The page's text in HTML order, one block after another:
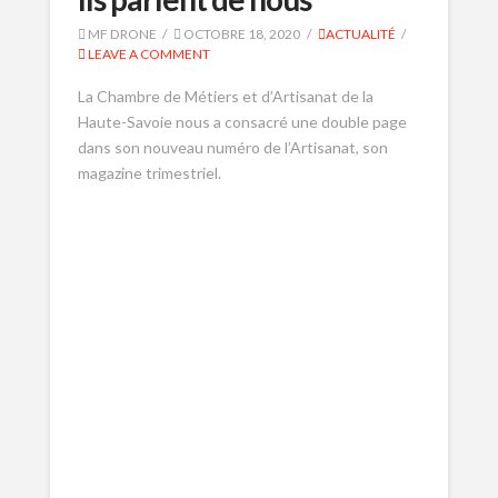
MF DRONE OCTOBRE 18, 2020
ACTUALITÉ
LEAVE A COMMENT
La Chambre de Métiers et d’Artisanat de la
Haute-Savoie nous a consacré une double page
dans son nouveau numéro de l’Artisanat, son
magazine trimestriel.